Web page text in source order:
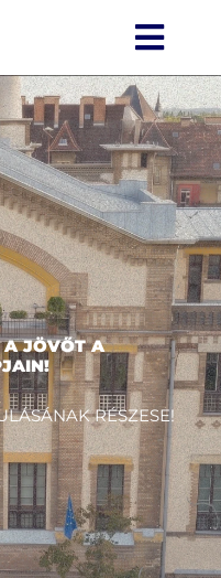
Aktualitások
Rólunk
Szolgálataink
Média
Kapcsolat
G9
A JÖVŐT A
RÉSZESE!